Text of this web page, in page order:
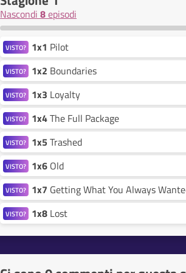
Nascondi 8episodi
VISTO? 1x1 Pilot
VISTO? 1x2 Boundaries
VISTO? 1x3 Loyalty
VISTO? 1x4The Full Package
VISTO? 1x5 Trashed
VISTO? 1x6 Old
VISTO? 1x7 Getting What You Always
VISTO? 1x8 Lost